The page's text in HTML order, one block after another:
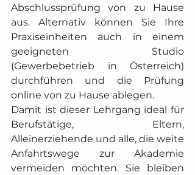
Abschlussprüfung von zu Hause
aus. Alternativ können Sie Ihre
Praxiseinheiten auch in einem
geeigneten Studio
(Gewerbebetrieb in Österreich)
durchführen und die Prüfung
online von zu Hause ablegen.
Damit ist dieser Lehrgang ideal für
Berufstätige, Eltern,
Alleinerziehende und alle, die weite
Anfahrtswege zur Akademie
vermeiden möchten. Sie bleiben